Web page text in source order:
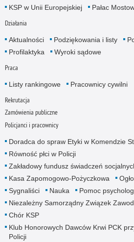
KSP w Unii Europejskiej
Pałac
Działania
Aktualności Podziękowania i listy
Profilaktyka
Wyroki sądowe
Praca
Listy rankingowe Pracownicy cywilni
Rekrutacja
Zamówienia publiczne
Policjanci i pracownicy
Doradca do spraw Etyki w Komendzie
Równość płci w Policji
Zakładowy fundusz świadczeń
Kasa Zapomogowo-Pożyczkowa
Sygnaliści
Nauka
Pomoc
Niezależny Samorządny Związek
Chór KSP
Klub Honorowych Dawców Krwi PCK
Policji